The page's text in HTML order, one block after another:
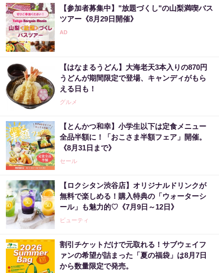
【参加者募集中】"放題づくし"の山梨満喫バス
ツアー《8月29日開催》
【はなまるうどん】大海老天3本入りの870円
うどんが期間限定で登場、キャンディがもら
える日も！
グルメ
【とんかつ和幸】小学生以下は定食メニュー
全品半額に！「おこさま半額フェア」開催。
《8月31日まで》
セール
【ロクシタン渋谷店】オリジナルドリンクが
無料で楽しめる！購入特典の「ウォーターシ
ール」も魅力的♡《7月9日～12日》
ビューティ
割引チケットだけで元取れる！サブウェイフ
ァンの希望が詰まった「夏の福袋」は8月7日
から数量限定で発売。